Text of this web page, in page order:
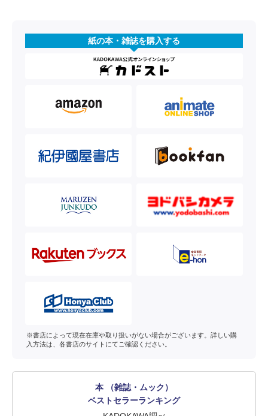
紙の本・雑誌を購入する
※書店によって現在在庫や取り扱いがない場合がございます。詳しい購
入方法は、各書店のサイトにてご確認ください。
本 （雑誌・ムック）
ベストセラーランキング